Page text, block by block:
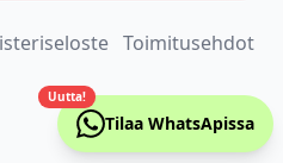
Toimitusehdot
Uutta!
Tilaa WhatsApissa